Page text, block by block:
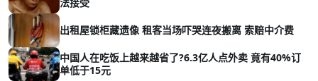
出租屋锁柜藏遗像 租客当场吓哭连夜搬离 索赔中介费
中国人在吃饭上越来越省了?6.3亿人点外卖 竟有40%订
单低于15元